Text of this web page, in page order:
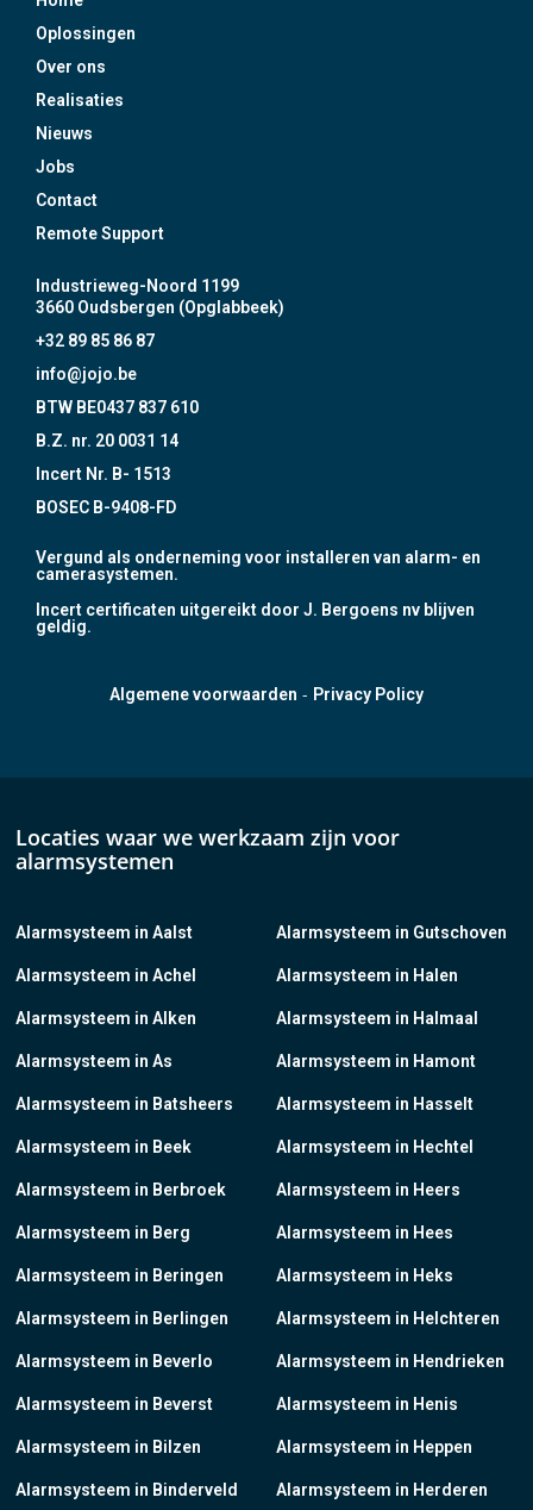
Oplossingen
Over ons
Realisaties
Nieuws
Jobs
Contact
Remote Support
Industrieweg-Noord 1199
3660 Oudsbergen (Opglabbeek)
+32 89 85 86 87
info@jojo.be
BTW BE0437 837 610
B.Z. nr. 20 0031 14
Incert Nr. B- 1513
BOSEC B-9408-FD
Vergund als onderneming voor installeren van alarm- en
camerasystemen.
Incert certificaten uitgereikt door J. Bergoens nv blijven
geldig.
Algemene voorwaarden - Privacy Policy
Locaties waar we werkzaam zijn voor
alarmsystemen
Alarmsysteem in Aalst
Alarmsysteem in Achel
Alarmsysteem in Alken
Alarmsysteem in As
Alarmsysteem in Batsheers
Alarmsysteem in Beek
Alarmsysteem in Berbroek
Alarmsysteem in Berg
Alarmsysteem in Beringen
Alarmsysteem in Berlingen
Alarmsysteem in Beverlo
Alarmsysteem in Beverst
Alarmsysteem in Bilzen
Alarmsysteem in Binderveld
Alarmsysteem in Gutschoven
Alarmsysteem in Halen
Alarmsysteem in Halmaal
Alarmsysteem in Hamont
Alarmsysteem in Hasselt
Alarmsysteem in Hechtel
Alarmsysteem in Heers
Alarmsysteem in Hees
Alarmsysteem in Heks
Alarmsysteem in Helchteren
Alarmsysteem in Hendrieken
Alarmsysteem in Henis
Alarmsysteem in Heppen
Alarmsysteem in Herderen